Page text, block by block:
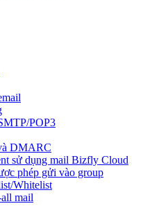
POP3
DMARC
sử dụng mail Bizfly Cloud
phép gửi vào group
Whitelist
mail